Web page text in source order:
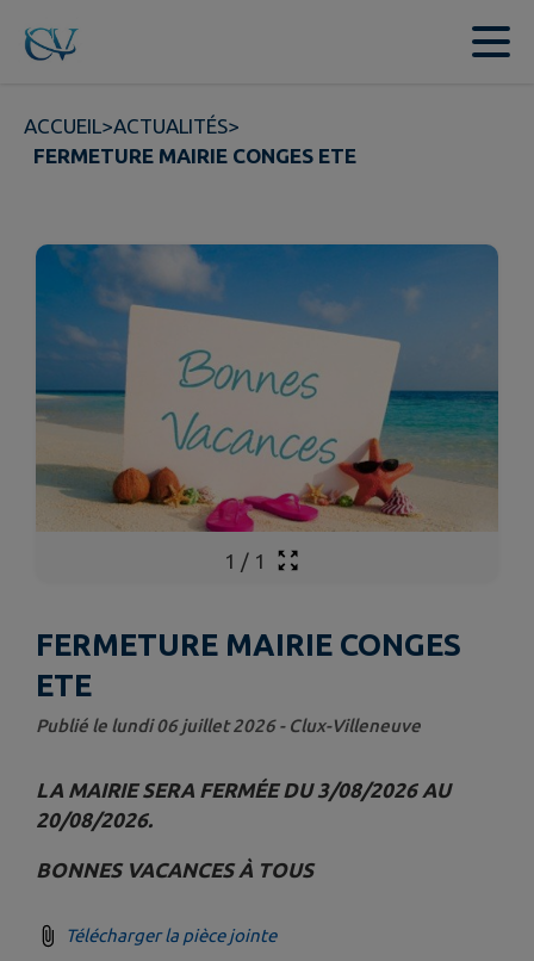
Contenu
ACCUEIL>ACTUALITÉS>
FERMETURE MAIRIE CONGES ETE
1 / 1
FERMETURE MAIRIE CONGES
ETE
Publié le lundi 06 juillet 2026 - Clux-Villeneuve
LA MAIRIE SERA FERMÉE DU 3/08/2026 AU
20/08/2026.
BONNES VACANCES À TOUS
Télécharger la pièce jointe